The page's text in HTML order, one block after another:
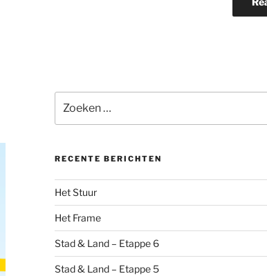
naar:
RECENTE BERICHTEN
Het Stuur
Het Frame
Stad & Land – Etappe 6
Stad & Land – Etappe 5